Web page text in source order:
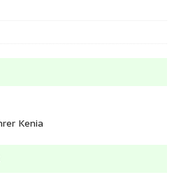
Kenia